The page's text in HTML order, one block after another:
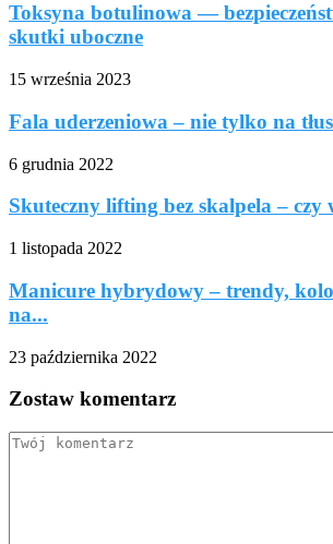
Toksyna botulinowa —
skutki uboczne
15 września 2023
Fala uderzeniowa – nie tylko na
6 grudnia 2022
Skuteczny lifting bez skalpela – czy
1 listopada 2022
Manicure hybrydowy – trendy,
na...
23 października 2022
Zostaw komentarz